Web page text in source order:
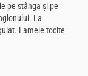
pe stânga și pe
La
Lamele tocite